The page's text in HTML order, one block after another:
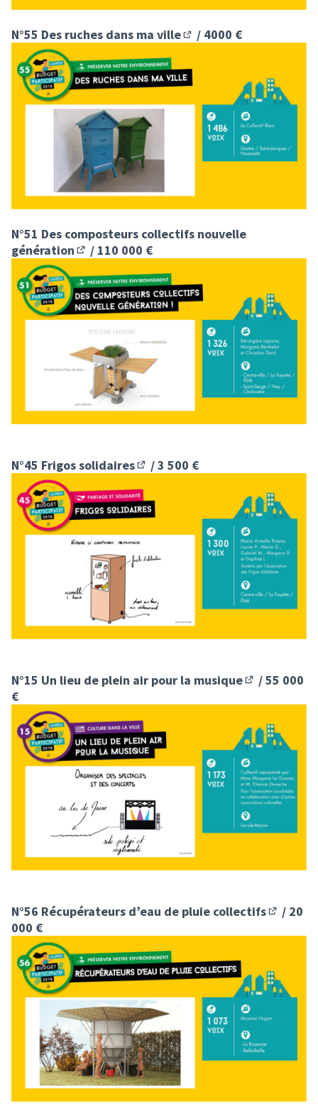
N°55 Des ruches dans ma ville
(S'ouvre dans un nouvel
/ 4000 €
N°51 Des composteurs collectifs nouvelle
génération
(S'ouvre dans un nouvel onglet)
/ 110 000 €
N°45 Frigos solidaires
(S'ouvre dans un nouvel onglet)
/ 3 500 €
N°15 Un lieu de plein air pour la musique
(S'ouvre
/ 55 000
€
N°56 Récupérateurs d’eau de pluie collectifs
/ 20
000 €